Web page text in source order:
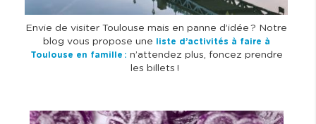
Envie de visiter Toulouse mais en panne d’idée ? Notre
blog vous propose une liste d’activités à faire à
Toulouse en famille : n’attendez plus, foncez prendre
les billets !